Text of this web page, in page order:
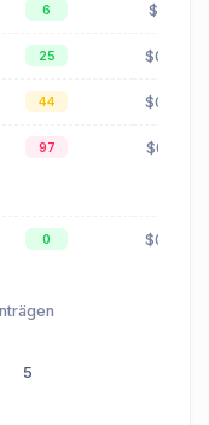
6 $1.19
25 $0.08
44 $0.08
97 $0.71
0 $0.03
5